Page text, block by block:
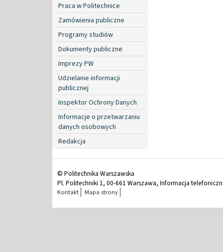
Praca w Politechnice
Zamówienia publiczne
Programy studiów
Dokumenty publiczne
Imprezy PW
Udzielanie informacji
publicznej
Inspektor Ochrony Danych
Informacje o przetwarzaniu
danych osobowych
Redakcja
© Politechnika Warszawska
Pl. Politechniki 1, 00-661 Warszawa, Informacja
Kontakt Mapa strony